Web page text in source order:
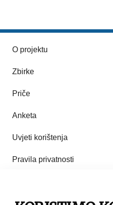
O projektu
Zbirke
Priče
Anketa
Uvjeti korištenja
Pravila privatnosti
Pravila korištenja